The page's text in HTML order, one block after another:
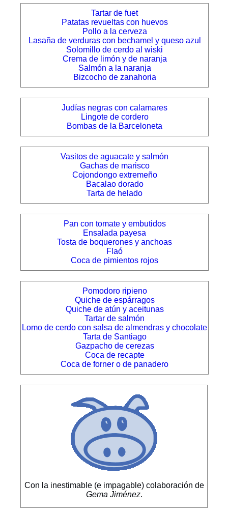
Tartar de fuet
Patatas revueltas con huevos
Pollo a la cerveza
Lasaña de verduras con bechamel y queso azul
Solomillo de cerdo al wiski
Crema de limón y de naranja
Salmón a la naranja
Bizcocho de zanahoria
Judías negras con calamares
Lingote de cordero
Bombas de la Barceloneta
Vasitos de aguacate y salmón
Gachas de marisco
Cojondongo extremeño
Bacalao dorado
Tarta de helado
Pan con tomate y embutidos
Ensalada payesa
Tosta de boquerones y anchoas
Flaó
Coca de pimientos rojos
Pomodoro ripieno
Quiche de espárragos
Quiche de atún y aceitunas
Tartar de salmón
Lomo de cerdo con salsa de almendras y chocolate
Tarta de Santiago
Gazpacho de cerezas
Coca de recapte
Coca de forner o de panadero
Con la inestimable (e impagable) colaboración de
Gema Jiménez.